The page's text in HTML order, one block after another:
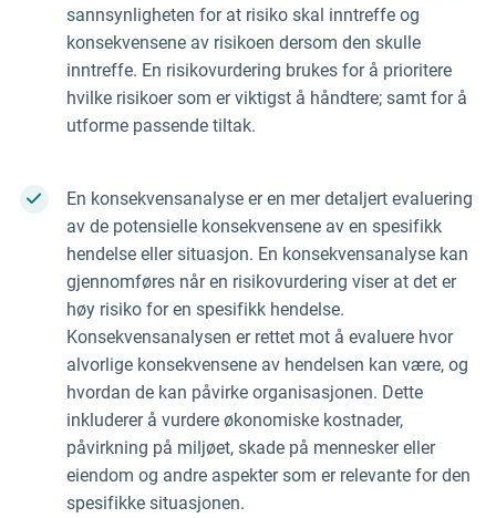
sannsynligheten for at risiko skal inntreffe og
konsekvensene av risikoen dersom den skulle
inntreffe. En risikovurdering brukes for å prioritere
hvilke risikoer som er viktigst å håndtere; samt for å
utforme passende tiltak.
En konsekvensanalyse er en mer detaljert evaluering
av de potensielle konsekvensene av en spesifikk
hendelse eller situasjon. En konsekvensanalyse kan
gjennomføres når en risikovurdering viser at det er
høy risiko for en spesifikk hendelse.
Konsekvensanalysen er rettet mot å evaluere hvor
alvorlige konsekvensene av hendelsen kan være, og
hvordan de kan påvirke organisasjonen. Dette
inkluderer å vurdere økonomiske kostnader,
påvirkning på miljøet, skade på mennesker eller
eiendom og andre aspekter som er relevante for den
spesifikke situasjonen.